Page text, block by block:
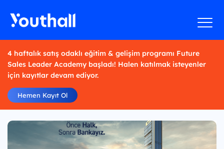
4 haftalık satış odaklı eğitim & gelişim programı Future
Sales Leader Academy başladı! Halen katılmak isteyenler
için kayıtlar devam ediyor.
Hemen Kayıt Ol